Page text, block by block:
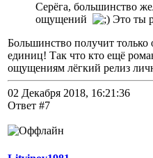
Серёга, большинство
ощущений
Это ты
Большинство получит только
единиц! Так что кто ещё
ощущениям лёгкий релиз
02 Декабря 2018, 16:21:36
Ответ #7